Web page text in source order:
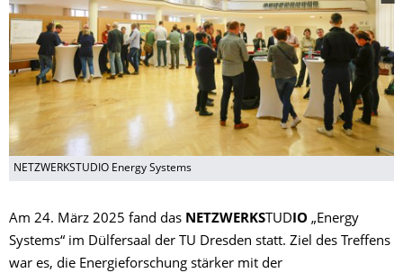
NETZWERKSTUDIO Energy Systems
Am 24. März 2025 fand das NETZWERKS TUDIO „Energy
Systems“ im Dülfersaal der TU Dresden statt. Ziel des Treffens
war es, die Energieforschung stärker mit der